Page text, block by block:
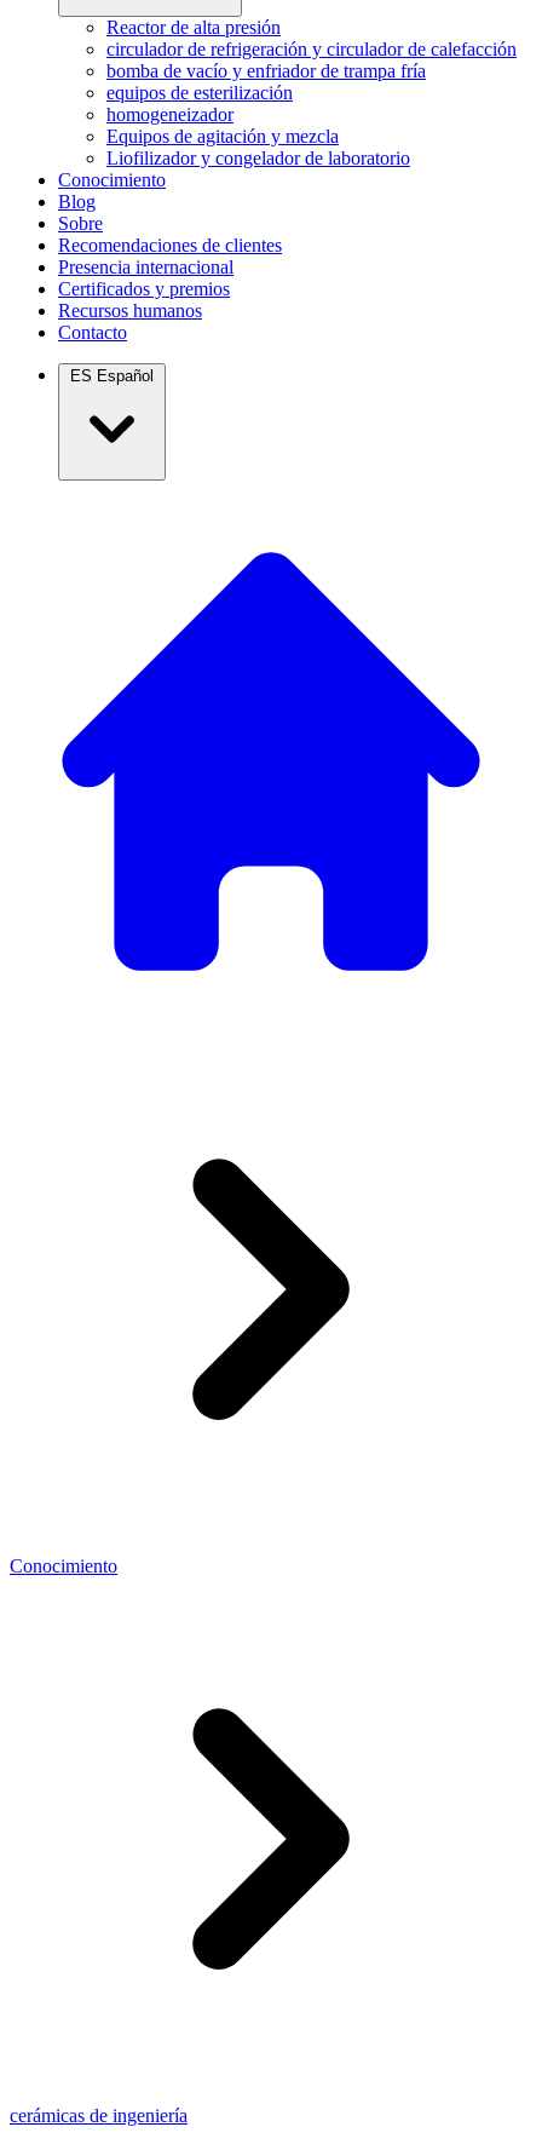
Reactor de alta presión
circulador de refrigeración y circulador de calefacción
bomba de vacío y enfriador de trampa fría
equipos de esterilización
homogeneizador
Equipos de agitación y mezcla
Liofilizador y congelador de laboratorio
Conocimiento
Blog
Sobre
Recomendaciones de clientes
Presencia internacional
Certificados y premios
Recursos humanos
Contacto
ES Español
Conocimiento
cerámicas de ingeniería